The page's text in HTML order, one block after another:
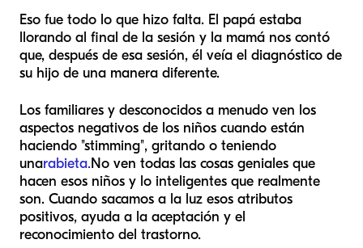
Eso fue todo lo que hizo falta. El papá estaba
llorando al final de la sesión y la mamá nos contó
que, después de esa sesión, él veía el diagnóstico de
su hijo de una manera diferente.
Los familiares y desconocidos a menudo ven los
aspectos negativos de los niños cuando están
haciendo "stimming", gritando o teniendo
unarabieta.No ven todas las cosas geniales que
hacen esos niños y lo inteligentes que realmente
son. Cuando sacamos a la luz esos atributos
positivos, ayuda a la aceptación y el
reconocimiento del trastorno.